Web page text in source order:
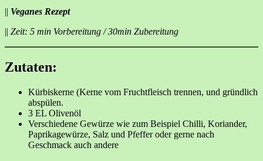
|| Veganes Rezept
|| Zeit: 5 min Vorbereitung / 30min Zubereitung
Zutaten:
Kürbiskerne (Kerne vom Fruchtfleisch trennen, und gründlich
abspülen.
3 EL Olivenöl
Verschiedene Gewürze wie zum Beispiel Chilli, Koriander,
Paprikagewürze, Salz und Pfeffer oder gerne nach
Geschmack auch andere